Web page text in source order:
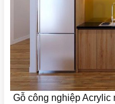
Gỗ công nghiệp Acrylic